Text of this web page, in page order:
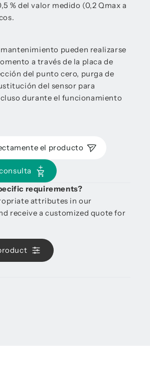
% del valor medido (0,2 Qmax a
pueden realizarse
a través de la placa de
del punto cero, purga de
del sensor para
durante el funcionamiento
el producto
requirements?
attributes in our
receive a customized quote for